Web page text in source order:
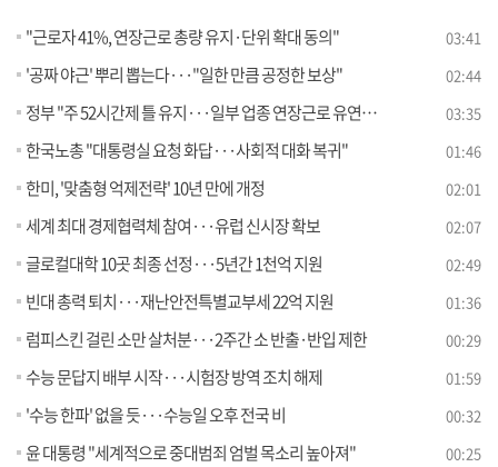
"근로자 41%, 연장근로 총량 유지·단위 확대 동의" 03:41
'공짜 야근' 뿌리 뽑는다···"일한 만큼 공정한 보상" 02:44
정부 "주 52시간제 틀 유지···일부 업종 연장근로 유연화" [뉴스의 맥] 03:35
한국노총 "대통령실 요청 화답···사회적 대화 복귀" 01:46
한미, '맞춤형 억제전략' 10년 만에 개정 02:01
세계 최대 경제협력체 참여···유럽 신시장 확보 02:07
글로컬대학 10곳 최종 선정···5년간 1천억 지원 02:49
빈대 총력 퇴치···재난안전특별교부세 22억 지원 01:36
럼피스킨 걸린 소만 살처분···2주간 소 반출·반입 제한 00:29
수능 문답지 배부 시작···시험장 방역 조치 해제 01:59
'수능 한파' 없을 듯···수능일 오후 전국 비 00:32
윤 대통령 "세계적으로 중대범죄 엄벌 목소리 높아져" 00:25